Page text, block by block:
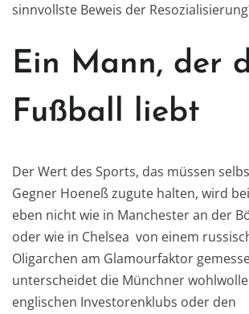
sinnvollste Beweis der
Ein Mann, der
Fußball liebt
Der Wert des Sports, das müssen
Gegner Hoeneß zugute halten, wird
eben nicht wie in Manchester an der
oder wie in Chelsea von einem
Oligarchen am Glamourfaktor
unterscheidet die Münchner
englischen Investorenklubs oder den